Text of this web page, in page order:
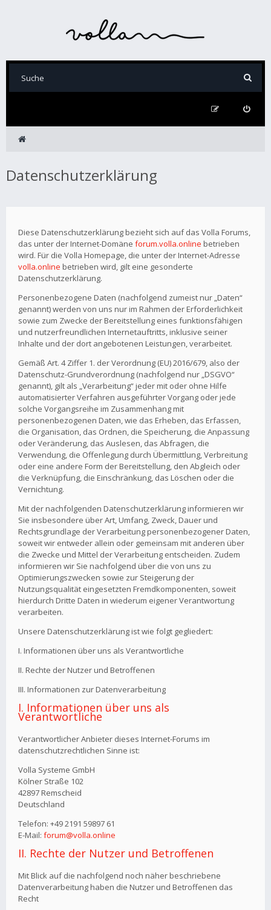
Datenschutzerklärung
Diese Datenschutzerklärung bezieht sich auf das Volla Forums,
das unter der Internet-Domäne forum.volla.online betrieben
wird. Für die Volla Homepage, die unter der Internet-Adresse
volla.online betrieben wird, gilt eine gesonderte
Datenschutzerklärung.
Personenbezogene Daten (nachfolgend zumeist nur „Daten“
genannt) werden von uns nur im Rahmen der Erforderlichkeit
sowie zum Zwecke der Bereitstellung eines funktionsfähigen
und nutzerfreundlichen Internetauftritts, inklusive seiner
Inhalte und der dort angebotenen Leistungen, verarbeitet.
Gemäß Art. 4 Ziffer 1. der Verordnung (EU) 2016/679, also der
Datenschutz-Grundverordnung (nachfolgend nur „DSGVO“
genannt), gilt als „Verarbeitung“ jeder mit oder ohne Hilfe
automatisierter Verfahren ausgeführter Vorgang oder jede
solche Vorgangsreihe im Zusammenhang mit
personenbezogenen Daten, wie das Erheben, das Erfassen,
die Organisation, das Ordnen, die Speicherung, die Anpassung
oder Veränderung, das Auslesen, das Abfragen, die
Verwendung, die Offenlegung durch Übermittlung, Verbreitung
oder eine andere Form der Bereitstellung, den Abgleich oder
die Verknüpfung, die Einschränkung, das Löschen oder die
Vernichtung.
Mit der nachfolgenden Datenschutzerklärung informieren wir
Sie insbesondere über Art, Umfang, Zweck, Dauer und
Rechtsgrundlage der Verarbeitung personenbezogener Daten,
soweit wir entweder allein oder gemeinsam mit anderen über
die Zwecke und Mittel der Verarbeitung entscheiden. Zudem
informieren wir Sie nachfolgend über die von uns zu
Optimierungszwecken sowie zur Steigerung der
Nutzungsqualität eingesetzten Fremdkomponenten, soweit
hierdurch Dritte Daten in wiederum eigener Verantwortung
verarbeiten.
Unsere Datenschutzerklärung ist wie folgt gegliedert:
I. Informationen über uns als Verantwortliche
II. Rechte der Nutzer und Betroffenen
III. Informationen zur Datenverarbeitung
I. Informationen über uns als
Verantwortliche
Verantwortlicher Anbieter dieses Internet-Forums im
datenschutzrechtlichen Sinne ist:
Volla Systeme GmbH
Kölner Straße 102
42897 Remscheid
Deutschland
Telefon: +49 2191 59897 61
E-Mail: forum@volla.online
II. Rechte der Nutzer und Betroffenen
Mit Blick auf die nachfolgend noch näher beschriebene
Datenverarbeitung haben die Nutzer und Betroffenen das
Recht